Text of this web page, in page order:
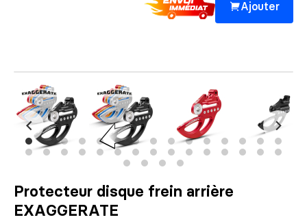
Ajouter
Protecteur disque frein arrière
EXAGGERATE